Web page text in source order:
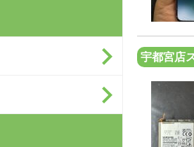
宇都宮店